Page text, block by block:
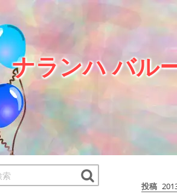
ナランハ バル
投稿